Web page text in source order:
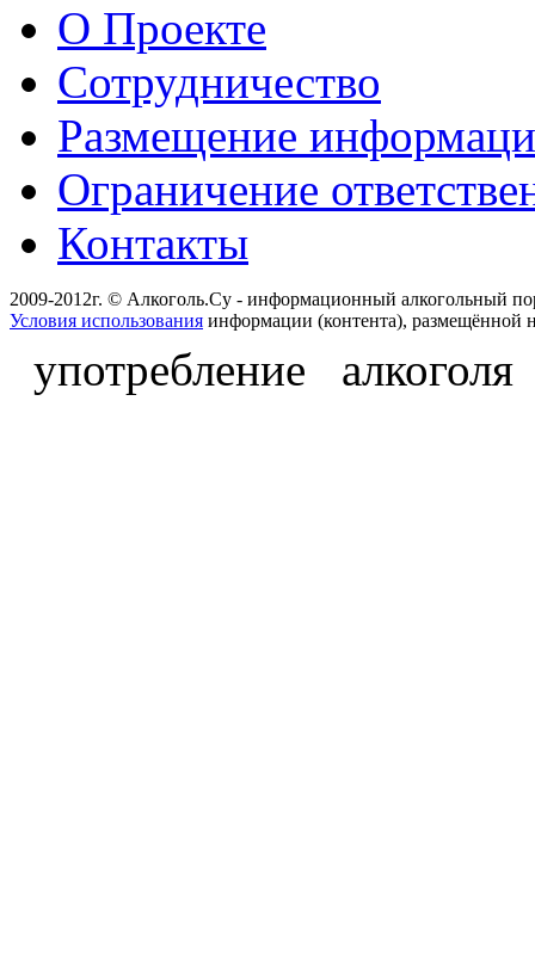
О Проекте
Сотрудничество
Размещение
Ограничение
Контакты
2009-2012г. © Алкоголь.Су - информационный алкогольный
Условия использования информации (контента), размещённой
употребление